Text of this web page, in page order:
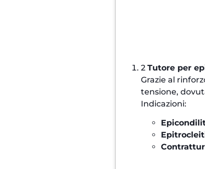
2Tutore per
Grazie al
tensione,
Indicazioni: